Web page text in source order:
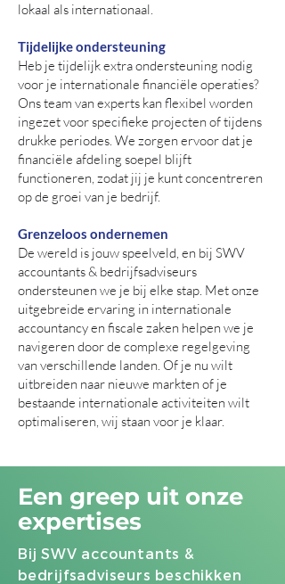
lokaal als internationaal.
Tijdelijke ondersteuning
Heb je tijdelijk extra ondersteuning nodig
voor je internationale financiële operaties?
Ons team van experts kan flexibel worden
ingezet voor specifieke projecten of tijdens
drukke periodes. We zorgen ervoor dat je
financiële afdeling soepel blijft
functioneren, zodat jij je kunt concentreren
op de groei van je bedrijf.
Grenzeloos ondernemen
De wereld is jouw speelveld, en bij SWV
accountants & bedrijfsadviseurs
ondersteunen we je bij elke stap. Met onze
uitgebreide ervaring in internationale
accountancy en fiscale zaken helpen we je
navigeren door de complexe regelgeving
van verschillende landen. Of je nu wilt
uitbreiden naar nieuwe markten of je
bestaande internationale activiteiten wilt
optimaliseren, wij staan voor je klaar.
Een greep uit onze
expertises
Bij SWV accountants &
bedrijfsadviseurs beschikken